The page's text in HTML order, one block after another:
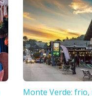
Monte Verde: frio,